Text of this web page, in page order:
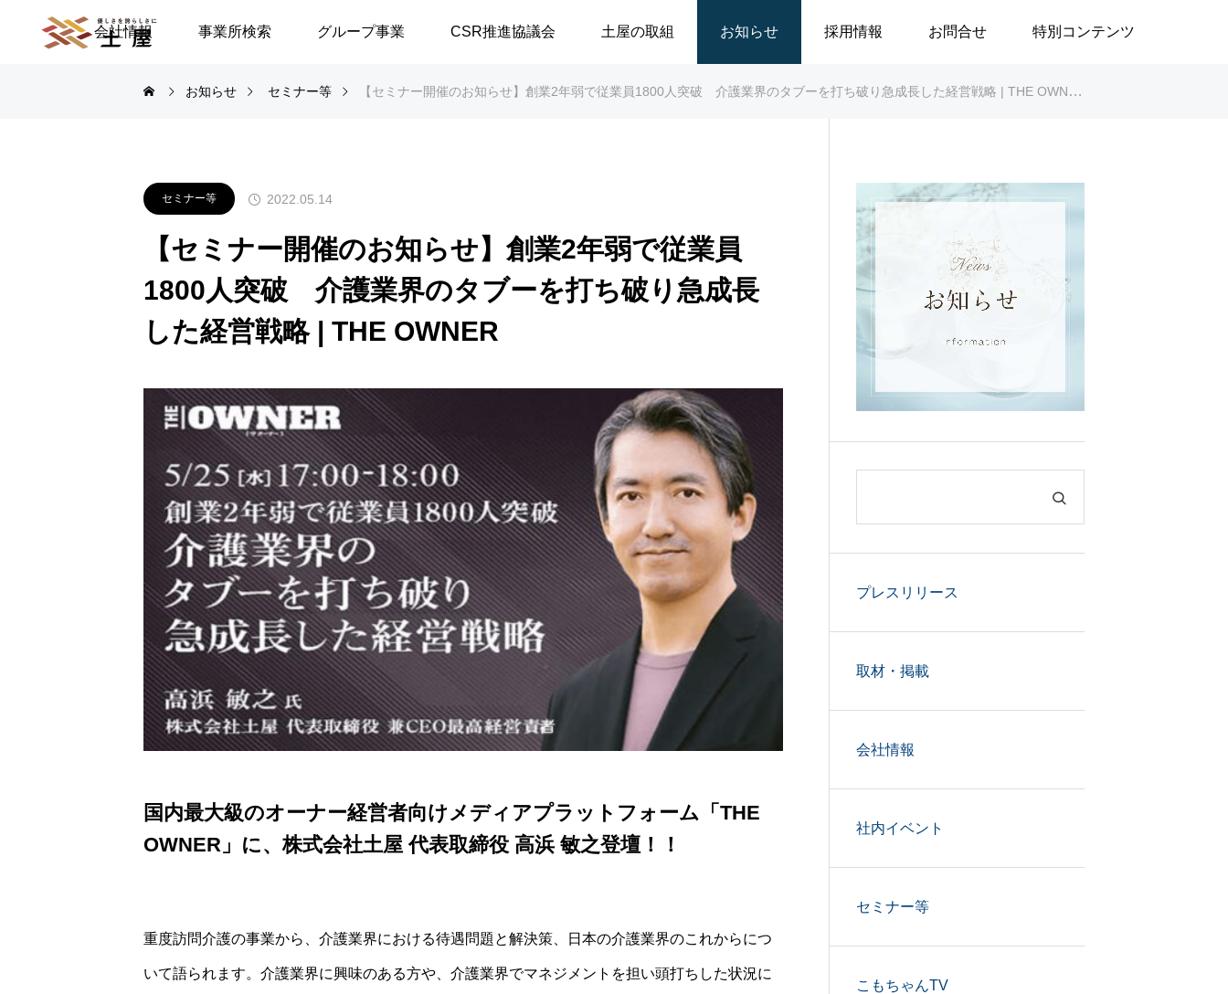
会社情報 事業所検索 グループ事業 CSR推進協議会 土屋の取組 お知らせ 採用情報 お問合せ 特別コンテンツ
ブログ
地域で生きる／25年目の地域
生活奮闘記145～先輩たちが
残した障がい者運動の上にな
由美子
帯状疱疹に倒れる／安積遊歩
【高浜代表×浅野史郎先生】
連続対談シリーズ第2回 ～
第2部～
対談シリーズ
【高浜代表×浅野史郎先生】
連続対談シリーズ第2回 ～
お知らせ セミナー等 【セミナー開催のお知らせ】創業2年弱で従業員1800人突破 介護業界のタブーを打ち破り急成長した経営戦略 | THE OWNER
セミナー等 2022.05.14
【セミナー開催のお知らせ】創業2年弱で従業員
1800人突破 介護業界のタブーを打ち破り急成長
した経営戦略 | THE OWNER
国内最大級のオーナー経営者向けメディアプラットフォーム「THE
OWNER」に、株式会社土屋 代表取締役 高浜 敏之登壇 ！！
重度訪問介護の事業から、介護業界における待遇問題と解決策、日本の介護業界のこれからにつ
いて語られます。介護業界に興味のある方や、介護業界でマネジメントを担い頭打ちした状況に
プレスリリース
取材・掲載
会社情報
社内イベント
セミナー等
こもちゃんTV